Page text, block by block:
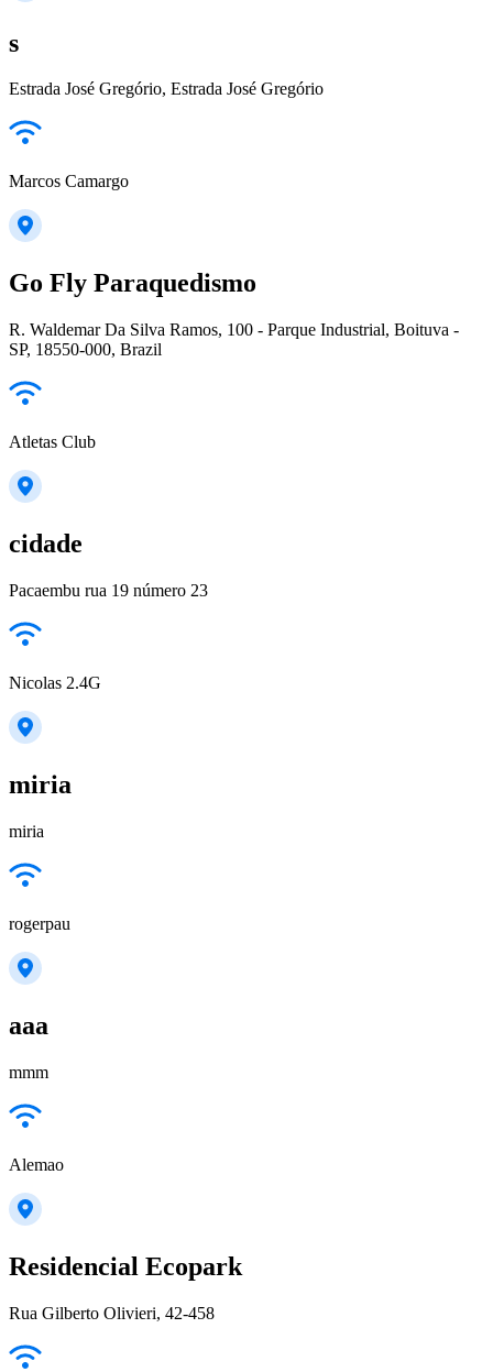
s
Estrada José Gregório, Estrada José Gregório
Marcos Camargo
Go Fly Paraquedismo
R. Waldemar Da Silva Ramos, 100 - Parque Industrial, Boituva -
SP, 18550-000, Brazil
Atletas Club
cidade
Pacaembu rua 19 número 23
Nicolas 2.4G
miria
miria
rogerpau
aaa
mmm
Alemao
Residencial Ecopark
Rua Gilberto Olivieri, 42-458